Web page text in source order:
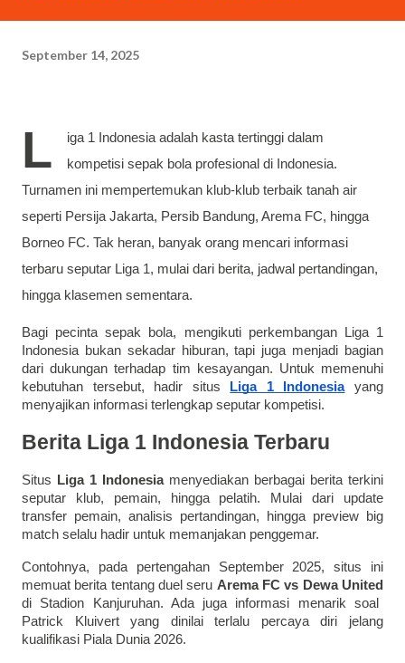
makan siang di RM Padang. “Bukan. Saya sebenarnya siluman
September 14, 2025
L iga 1 Indonesia adalah kasta tertinggi dalam
kompetisi sepak bola profesional di Indonesia.
Turnamen ini mempertemukan klub-klub terbaik tanah air
seperti Persija Jakarta, Persib Bandung, Arema FC, hingga
Borneo FC. Tak heran, banyak orang mencari informasi
terbaru seputar Liga 1, mulai dari berita, jadwal pertandingan,
hingga klasemen sementara.
Bagi pecinta sepak bola, mengikuti perkembangan Liga 1
Indonesia bukan sekadar hiburan, tapi juga menjadi bagian
dari dukungan terhadap tim kesayangan. Untuk memenuhi
kebutuhan tersebut, hadir situs
Liga 1 Indonesiayang
menyajikan informasi terlengkap seputar kompetisi.
Berita Liga 1 Indonesia Terbaru
Situs Liga 1 Indonesiamenyediakan berbagai berita terkini
seputar klub, pemain, hingga pelatih. Mulai dari update
transfer pemain, analisis pertandingan, hingga preview big
match selalu hadir untuk memanjakan penggemar.
Contohnya, pada pertengahan September 2025, situs ini
memuat berita tentang duel seru Arema FC vs Dewa United
di Stadion Kanjuruhan. Ada juga informasi menarik soal
Patrick Kluivert yang dinilai terlalu percaya diri jelang
kualifikasi Piala Dunia 2026.